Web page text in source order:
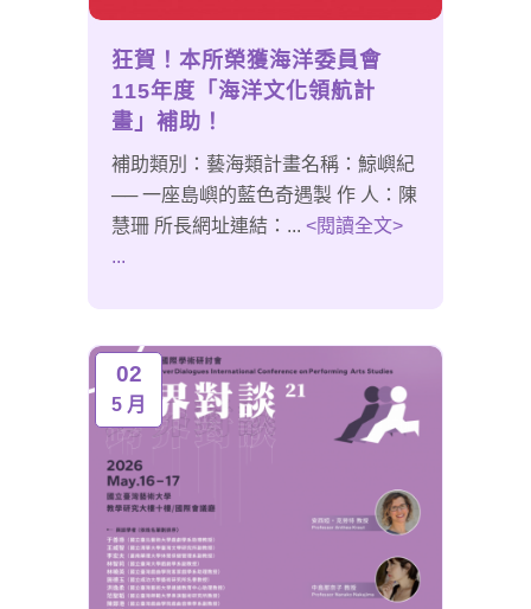
狂賀！本所榮獲海洋委員會
115年度「海洋文化領航計
畫」補助！
補助類別：藝海類計畫名稱：鯨嶼紀
── 一座島嶼的藍色奇遇製 作 人：陳
慧珊 所長網址連結：... <閱讀全文>
...
02
5 月